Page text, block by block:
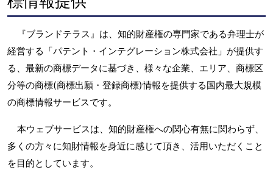
『ブランドテラス』は、知的財産権の専門家である弁理士が
経営する「パテント・インテグレーション株式会社」が提供す
る、最新の商標データに基づき、様々な企業、エリア、商標区
分等の商標(商標出願・登録商標)情報を提供する国内最大規模
の商標情報サービスです。
本ウェブサービスは、知的財産権への関心有無に関わらず、
多くの方々に知財情報を身近に感じて頂き、活用いただくこと
を目的としています。